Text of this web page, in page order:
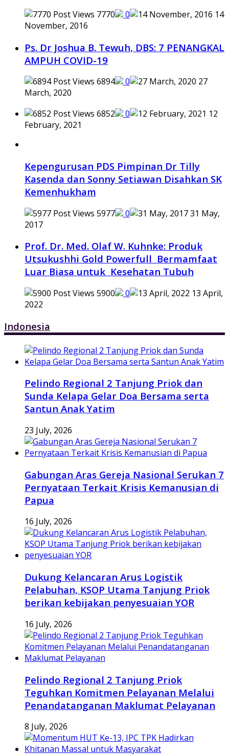
7770 0
14
November, 2016
Ps. Dr Joshua B. Tewuh, DBS: 7 PENANGKAL
AMPUH COVID-19
6894 0
27
March, 2020
6852
0
12
February, 2021
Kepengurusan PDS Pimpinan Dr Tilly
Kasenda dan Sonny Setiawan Disahkan SK
Kemenhukham
5977 0
31 May,
2017
Prof. Dr. Med. Olaf W. Kuhnke: Produk
Utsukushhi Gold Powerfull Bermamfaat
Luar Biasa untuk Kesehatan Tubuh
5900 0
13 April,
2022
Indonesia
Pelindo Regional 2 Tanjung Priok dan
Sunda Kelapa Gelar Doa Bersama serta
Santun Anak Yatim
23 July, 2026
Gabungan Aras Gereja Nasional Serukan 7
Pernyataan Terkait Krisis Kemanusian di
Papua
16 July, 2026
Dukung Kelancaran Arus Logistik
Pelabuhan, KSOP Utama Tanjung Priok
berikan kebijakan penyesuaian YOR
16 July, 2026
Pelindo Regional 2 Tanjung Priok
Teguhkan Komitmen Pelayanan Melalui
Penandatanganan Maklumat Pelayanan
8 July, 2026